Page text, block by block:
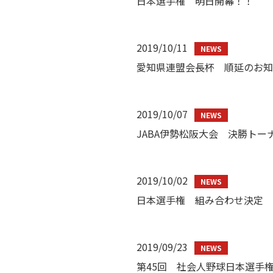
2019/10/11
愛知県連盟会長杯 順延のお
2019/10/07
JABA伊勢松阪大会 決勝トー
2019/10/02
日本選手権 組み合わせ決定
2019/09/23
第45回 社会人野球日本選手